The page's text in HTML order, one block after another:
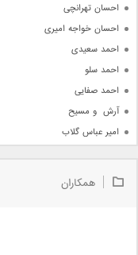
احسان تهرانچی
احسان خواجه امیری
احمد سعیدی
احمد سلو
احمد صفایی
آرش  و مسیح
امیر عباس گلاب
امیر علی
همکاران